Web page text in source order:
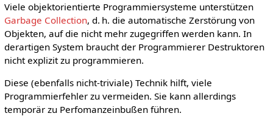
Viele objektorientierte Programmiersysteme unterstützen
Garbage Collection, d. h. die automatische Zerstörung von
Objekten, auf die nicht mehr zugegriffen werden kann. In
derartigen System braucht der Programmierer Destruktoren
nicht explizit zu programmieren.
Diese (ebenfalls nicht-triviale) Technik hilft, viele
Programmierfehler zu vermeiden. Sie kann allerdings
temporär zu Perfomanzeinbußen führen.